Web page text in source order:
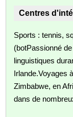
Centres
Sports : tennis,
(botPassionné
linguistiques
Irlande.Voyages
Zimbabwe, en
dans de